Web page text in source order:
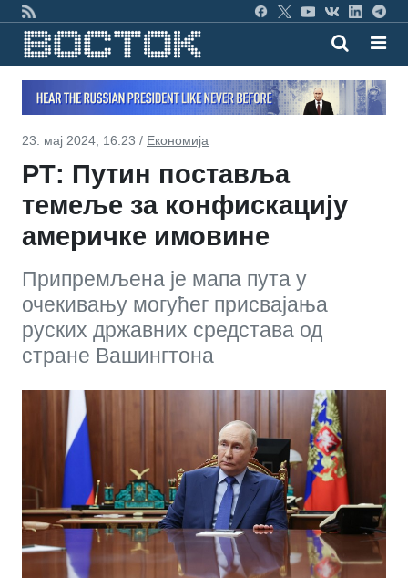
23. мај 2024, 16:23 / Економија
РТ: Путин поставља
темеље за конфискацију
америчке имовине
Припремљена је мапа пута у
очекивању могућег присвајања
руских државних средстава од
стране Вашингтона